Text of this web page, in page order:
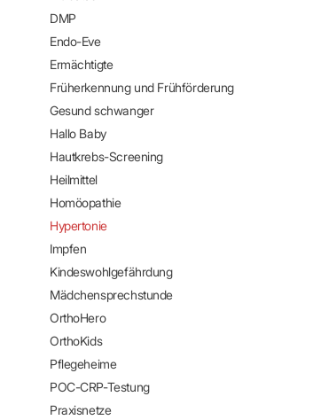
DMP
Endo-Eve
Ermächtigte
Früherkennung und Frühförderung
Gesund schwanger
Hallo Baby
Hautkrebs-Screening
Heilmittel
Homöopathie
Hypertonie
Impfen
Kindeswohlgefährdung
Mädchensprechstunde
OrthoHero
OrthoKids
Pflegeheime
POC-CRP-Testung
Praxisnetze